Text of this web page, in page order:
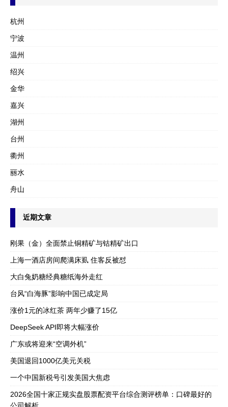
杭州
宁波
温州
绍兴
金华
嘉兴
湖州
台州
衢州
丽水
舟山
近期文章
刚果（金）全面禁止铜精矿与钴精矿出口
上海一酒店房间爬满床虱 住客反被怼
大白兔奶糖经典糖纸海外走红
台风“白海豚”影响中国已成定局
涨价1元的冰红茶 两年少赚了15亿
DeepSeek API即将大幅涨价
广东或将迎来“空调外机”
美国退回1000亿美元关税
一个中国新税号引发美国大焦虑
2026全国十家正规实盘股票配资平台综合测评榜单：口碑最好的